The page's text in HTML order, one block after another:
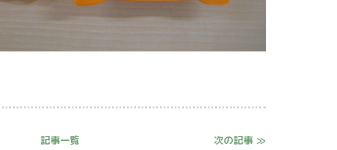
記事一覧 次の記事 ≫